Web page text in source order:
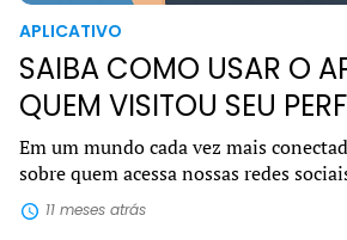
APLICATIVO
SAIBA COMO USAR O
QUEM VISITOU SEU
Em um mundo cada vez mais
sobre quem acessa nossas redes
Por isso, o interesse em encontrar um
visitou seu perfil se tornou u...
11 meses atrás